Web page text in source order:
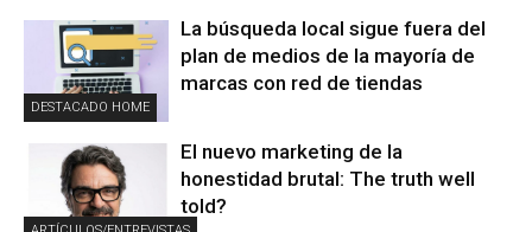
DESTACADO HOME
La búsqueda local sigue fuera del
plan de medios de la mayoría de
marcas con red de tiendas
El nuevo marketing de la
honestidad brutal: The truth well
told?